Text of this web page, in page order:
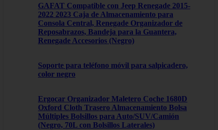
GAFAT Compatible con Jeep Renegade 2015-
2022 2023 Caja de Almacenamiento para
Consola Central, Renegade Organizador de
Reposabrazos, Bandeja para la Guantera,
Renegade Accesorios (Negro)
Soporte para teléfono móvil para salpicadero,
color negro
Ergocar Organizador Maletero Coche 1680D
Oxford Cloth Trasero Almacenamiento Bolsa
Múltiples Bolsillos para Auto/SUV/Camión
(Negro, 70L con Bolsillos Laterales)